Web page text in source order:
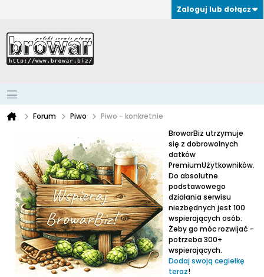
Zaloguj lub dołącz
Forum Piwo
Piwo - konkretnie
BrowarBiz utrzymuje
się z dobrowolnych
datków
PremiumUżytkowników.
Do absolutne
podstawowego
działania serwisu
niezbędnych jest 100
wspierających osób.
Żeby go móc rozwijać -
potrzeba 300+
wspierających.
Dodaj swoją cegiełkę
teraz!